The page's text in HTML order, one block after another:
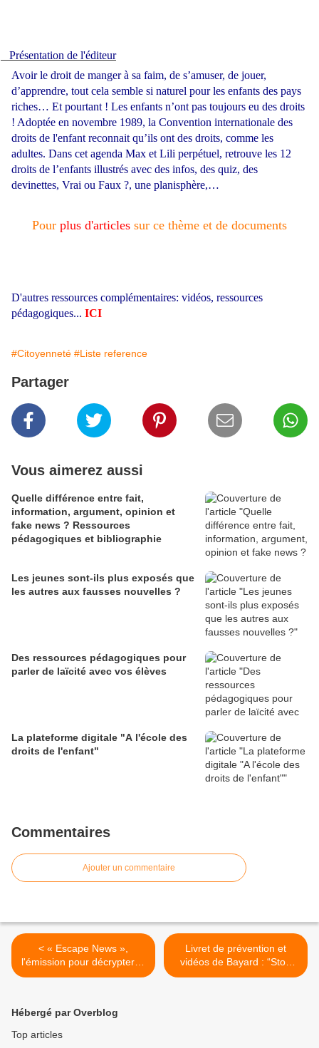
Présentation de l'éditeur
Avoir le droit de manger à sa faim, de s’amuser, de jouer,
d’apprendre, tout cela semble si naturel pour les enfants des pays
riches… Et pourtant ! Les enfants n’ont pas toujours eu des droits
! Adoptée en novembre 1989, la Convention internationale des
droits de l'enfant reconnait qu’ils ont des droits, comme les
adultes. Dans cet agenda Max et Lili perpétuel, retrouve les 12
droits de l’enfants illustrés avec des infos, des quiz, des
devinettes, Vrai ou Faux ?, une planisphère,…
Pour plus d'articles sur ce thème et de documents
D'autres ressources complémentaires: vidéos, ressources
pédagogiques... ICI
#Citoyenneté #Liste reference
Partager
Vous aimerez aussi
Quelle différence entre fait,
information, argument, opinion et
fake news ? Ressources
pédagogiques et bibliographie
Les jeunes sont-ils plus exposés que
les autres aux fausses nouvelles ?
Des ressources pédagogiques pour
parler de laïcité avec vos élèves
La plateforme digitale "A l'école des
droits de l'enfant"
Commentaires
Ajouter un commentaire
< « Escape News »,
l'émission pour décrypter et
comprendre les rouages et
Livret de prévention et
vidéos de Bayard : “Stop
aux violences sexuelles
Hébergé par Overblog
Top articles